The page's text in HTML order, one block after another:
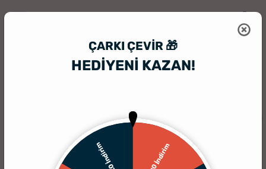
ÇARKI ÇEVIR 🎁
HEDİYENİ KAZAN!
%10 İndirim
%20 İndirim